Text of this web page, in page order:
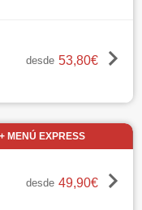
desde 53,80€
MENÚ EXPRESS
desde 49,90€